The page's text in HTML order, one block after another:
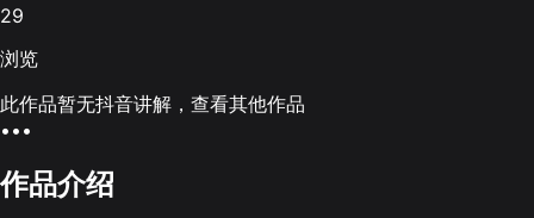
29
浏览
此作品暂无抖音讲解，查看其他作品
•••
作品介绍